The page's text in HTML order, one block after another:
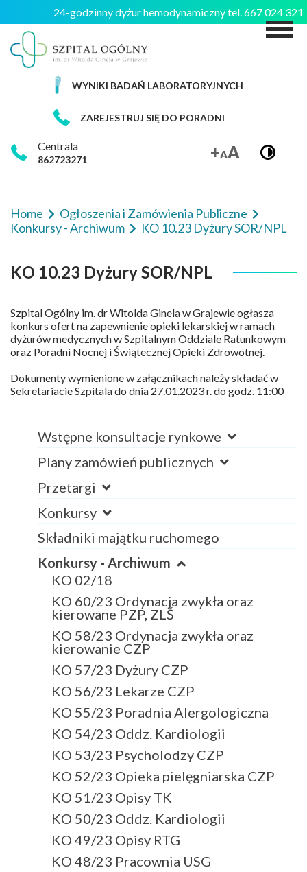
24-godzinny dyżur hemodynamiczny tel. 667 024 321
WYNIKI BADAŃ LABORATORYJNYCH
ZAREJESTRUJ SIĘ DO PORADNI
Centrala
862723271
Home
Ogłoszenia i Zamówienia Publiczne
Konkursy - Archiwum
KO 10.23 Dyżury SOR/NPL
Wstępne konsultacje rynkowe
Plany zamówień publicznych
Przetargi
Konkursy
Składniki majątku ruchomego
Konkursy - Archiwum
KO 02/18
KO 60/23 Ordynacja zwykła oraz
kierowane PZP, ZLŚ
KO 58/23 Ordynacja zwykła oraz
kierowanie CZP
KO 57/23 Dyżury CZP
KO 56/23 Lekarze CZP
KO 55/23 Poradnia Alergologiczna
KO 54/23 Oddz. Kardiologii
KO 53/23 Psycholodzy CZP
KO 52/23 Opieka pielęgniarska CZP
KO 51/23 Opisy TK
KO 50/23 Oddz. Kardiologii
KO 49/23 Opisy RTG
KO 48/23 Pracownia USG
KO 10.23 Dyżury SOR/NPL
Szpital Ogólny im. dr Witolda Ginela w Grajewie ogłasza
konkurs ofert na zapewnienie opieki lekarskiej w ramach
dyżurów medycznych w Szpitalnym Oddziale Ratunkowym
oraz Poradni Nocnej i Świątecznej Opieki Zdrowotnej.
Dokumenty wymienione w załącznikach należy składać w
Sekretariacie Szpitala do dnia 27.01.2023 r. do godz. 11:00